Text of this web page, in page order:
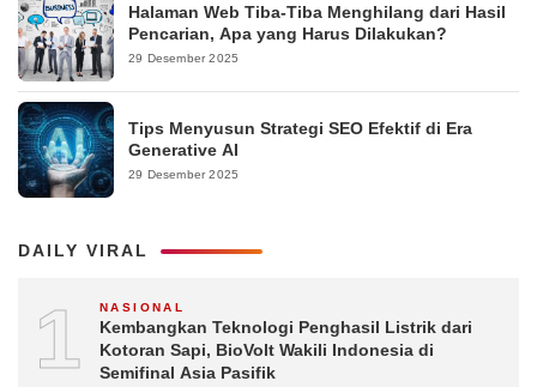
Halaman Web Tiba-Tiba Menghilang dari Hasil
Pencarian, Apa yang Harus Dilakukan?
29 Desember 2025
Tips Menyusun Strategi SEO Efektif di Era
Generative AI
29 Desember 2025
DAILY VIRAL
1 NASIONAL
Kembangkan Teknologi Penghasil Listrik dari
Kotoran Sapi, BioVolt Wakili Indonesia di
Semifinal Asia Pasifik